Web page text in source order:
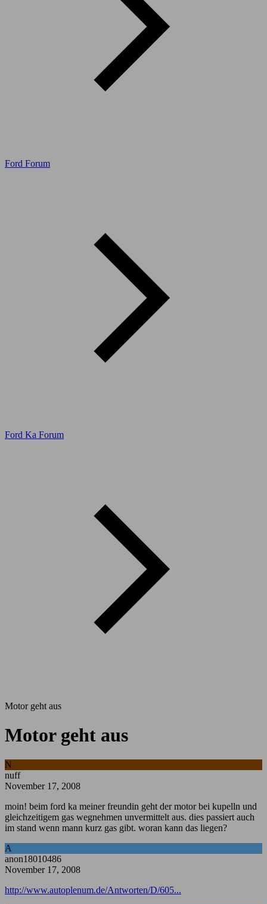
Ford Forum
Ford Ka Forum
Motor geht aus
Motor geht aus
N
nuff
November 17, 2008
moin! beim ford ka meiner freundin geht der motor bei kupelln und
gleichzeitigem gas wegnehmen unvermittelt aus. dies passiert auch
im stand wenn mann kurz gas gibt. woran kann das liegen?
A
anon18010486
November 17, 2008
http://www.autoplenum.de/Antworten/D/605...